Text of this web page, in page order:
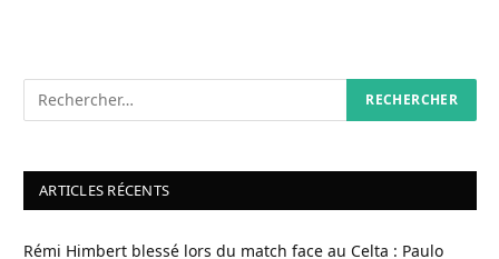
ARTICLES RÉCENTS
Rémi Himbert blessé lors du match face au Celta : Paulo